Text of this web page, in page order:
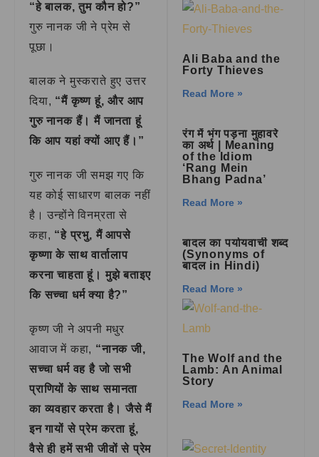
“हे बालक, तुम कौन हो?”
गुरु नानक जी ने प्रेम से
पूछा।
बालक ने मुस्कराते हुए उत्तर
दिया, “मैं कृष्ण हूं, और आप
गुरु नानक हैं। मैं जानता हूं
कि आप यहां क्यों आए हैं।”
गुरु नानक जी समझ गए कि
यह कोई साधारण बालक नहीं
है। उन्होंने विनम्रता से
कहा, “हे प्रभु, मैं आपसे
कृष्णा के साथ वार्तालाप
करना चाहता हूं। मुझे बताइए
कि सच्चा धर्म क्या है?”
कृष्ण जी ने अपनी मधुर
आवाज में कहा, “नानक जी,
सच्चा धर्म वह है जो सभी
प्राणियों के साथ समानता
का व्यवहार करता है। जैसे मैं
इन गायों से प्रेम करता हूं,
वैसे ही हमें सभी जीवों से प्रेम
Ali Baba and the
Forty Thieves
Read More »
रंग में भंग पड़ना मुहावरे
का अर्थ | Meaning
of the Idiom
‘Rang Mein
Bhang Padna’
Read More »
बादल का पर्यायवाची शब्द
(Synonyms of
बादल in Hindi)
Read More »
The Wolf and the
Lamb: An Animal
Story
Read More »